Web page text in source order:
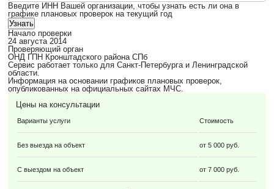
Введите ИНН Вашей организации, чтобы узнать есть ли она в
графике плановых проверок на текущий год
Узнать
Начало проверки
24 августа 2014
Проверяющий орган
ОНД ГПН Кронштадского района СПб
Сервис работает только для Санкт-Петербурга и Ленинградской
области.
Информация на основании графиков плановых проверок,
опубликованных на официальных сайтах МЧС.
Цены на консультации
Варианты услуги Стоимость
Без выезда на объект от 5 000 руб.
С выездом на объект от 7 000 руб.